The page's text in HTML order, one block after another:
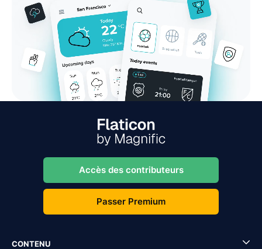
Accès des contributeurs
Passer Premium
CONTENU